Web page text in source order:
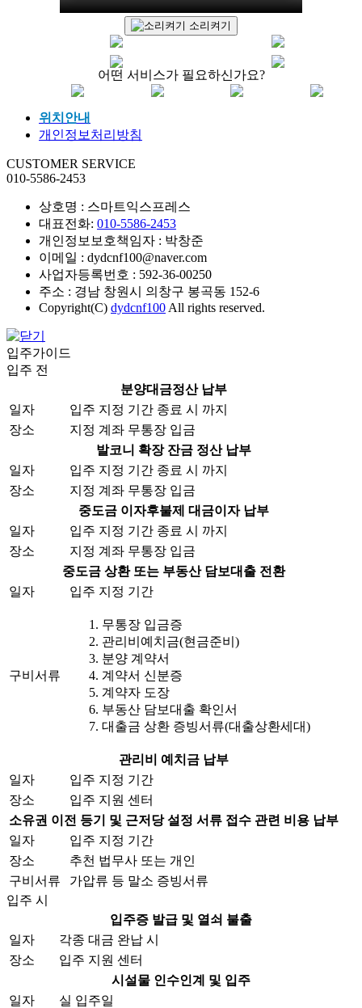
소리켜기
어떤 서비스가 필요하신가요?
위치안내
개인정보처리방침
CUSTOMER SERVICE
010-5586-2453
상호명 : 스마트익스프레스
대표전화: 010-5586-2453
개인정보보호책임자 : 박창준
이메일 : dydcnf100@naver.com
사업자등록번호 : 592-36-00250
주소 : 경남 창원시 의창구 봉곡동 152-6
Copyright(C) dydcnf100 All rights reserved.
입주가이드
입주 전
분양대금정산 납부
일자
입주 지정 기간 종료 시 까지
장소
지정 계좌 무통장 입금
발코니 확장 잔금 정산 납부
일자
입주 지정 기간 종료 시 까지
장소
지정 계좌 무통장 입금
중도금 이자후불제 대금이자 납부
일자
입주 지정 기간 종료 시 까지
장소
지정 계좌 무통장 입금
중도금 상환 또는 부동산 담보대출 전환
일자
입주 지정 기간
구비서류
무통장 입금증
관리비예치금(현금준비)
분양 계약서
계약서 신분증
계약자 도장
부동산 담보대출 확인서
대출금 상환 증빙서류(대출상환세대)
관리비 예치금 납부
일자
입주 지정 기간
장소
입주 지원 센터
소유권 이전 등기 및 근저당 설정 서류 접수 관련 비용 납부
일자
입주 지정 기간
장소
추천 법무사 또는 개인
구비서류
가압류 등 말소 증빙서류
입주 시
입주증 발급 및 열쇠 불출
일자
각종 대금 완납 시
장소
입주 지원 센터
시설물 인수인계 및 입주
일자
실 입주일